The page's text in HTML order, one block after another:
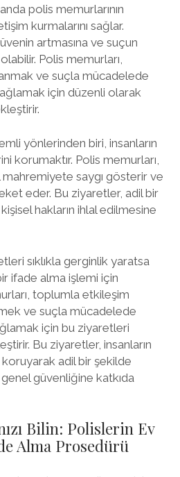
polis memurlarının
kurmalarını sağlar.
artmasına ve suçun
Polis memurları,
ve suçla mücadelede
için düzenli olarak
yönlerinden biri, insanların
korumaktır. Polis memurları,
mahremiyete saygı gösterir ve
eder. Bu ziyaretler, adil bir
hakların ihlal edilmesine
sıklıkla gerginlik yaratsa
ifade alma işlemi için
toplumla etkileşim
ve suçla mücadelede
için bu ziyaretleri
Bu ziyaretler, insanların
koruyarak adil bir şekilde
güvenliğine katkıda
Bilin: Polislerin Ev
Alma Prosedürü